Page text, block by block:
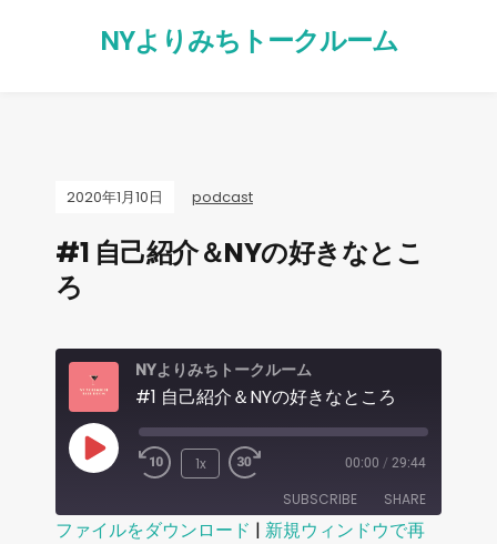
NYよりみちトークルーム
2020年1月10日 podcast
#1 自己紹介＆NYの好きなとこ
ろ
NYよりみちトークルーム
#1 自己紹介＆NYの好きなところ
1x 00:00 / 29:44
SUBSCRIBE SHARE
ファイルをダウンロード | 新規ウィンドウで再